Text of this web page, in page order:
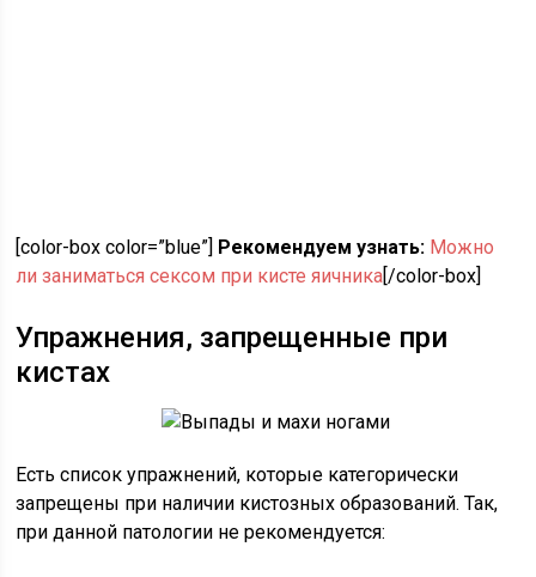
[color-box color=”blue”] Рекомендуем узнать: Можно
ли заниматься сексом при кисте яичника [/color-box]
Упражнения, запрещенные при
кистах
Есть список упражнений, которые категорически
запрещены при наличии кистозных образований. Так,
при данной патологии не рекомендуется: